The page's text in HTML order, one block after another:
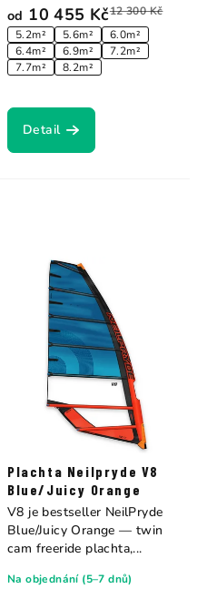
od 10 455 Kč12 300 Kč
5.2m² 5.6m²
6.0m²
6.4m²
6.9m²
7.2m²
7.7m²
8.2m²
Detail
Plachta Neilpryde V8
Blue/Juicy Orange
Na objednání (5–7 dnů)
V8 je bestseller NeilPryde
Blue/Juicy Orange — twin
cam freeride plachta,...